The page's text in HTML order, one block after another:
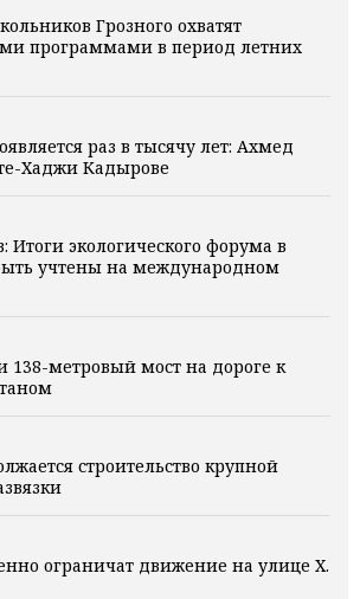
Грозного охватят
программами в период летних
раз в тысячу лет: Ахмед
Хаджи Кадырове
экологического форума в
учтены на международном
138-метровый мост на дороге к
строительство крупной
ограничат движение на улице Х.